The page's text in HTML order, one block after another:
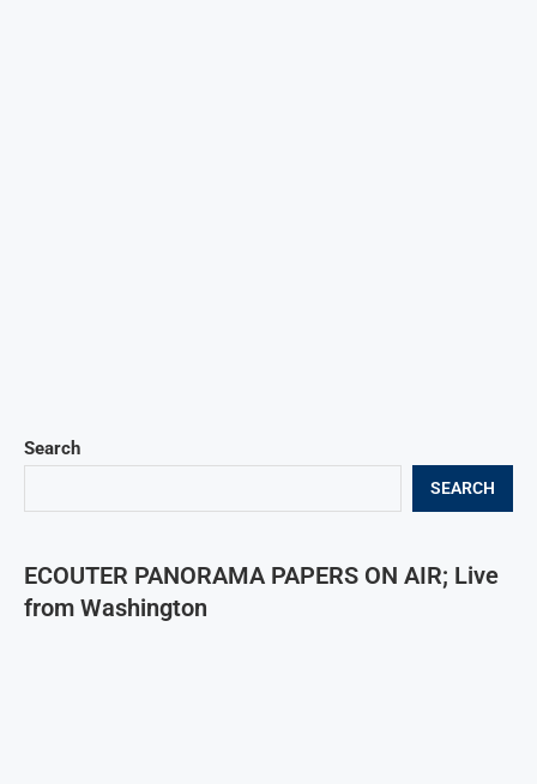
Search
SEARCH
ECOUTER PANORAMA PAPERS ON AIR; Live
from Washington